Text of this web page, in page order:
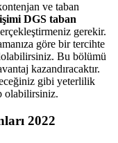
ve taban
DGS taban
gerekir.
göre bir tercihte
Bu bölümü
kazandıracaktır.
gibi yeterlilik
olabilirsiniz.
2022